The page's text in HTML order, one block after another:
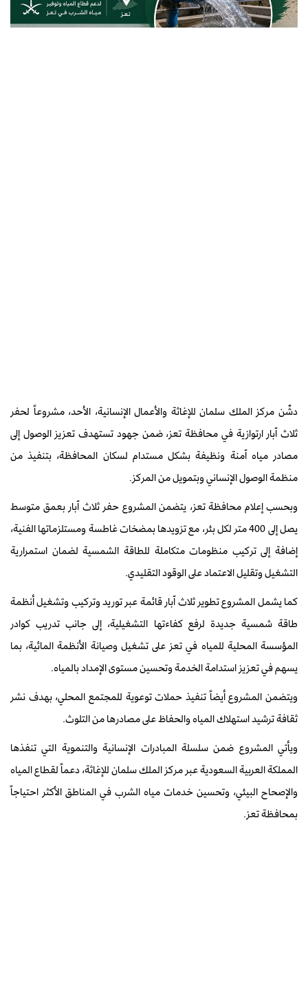
دشّن مركز الملك سلمان للإغاثة والأعمال الإنسانية، الأحد، مشروعاً لحفر
ثلاث آبار ارتوازية في محافظة تعز، ضمن جهود تستهدف تعزيز الوصول إلى
مصادر مياه آمنة ونظيفة بشكل مستدام لسكان المحافظة، بتنفيذ من
منظمة الوصول الإنساني وبتمويل من المركز.
وبحسب إعلام محافظة تعز، يتضمن المشروع حفر ثلاث آبار بعمق متوسط
يصل إلى 400 متر لكل بئر، مع تزويدها بمضخات غاطسة ومستلزماتها الفنية،
إضافة إلى تركيب منظومات متكاملة للطاقة الشمسية لضمان استمرارية
التشغيل وتقليل الاعتماد على الوقود التقليدي.
كما يشمل المشروع تطوير ثلاث آبار قائمة عبر توريد وتركيب وتشغيل أنظمة
طاقة شمسية جديدة لرفع كفاءتها التشغيلية، إلى جانب تدريب كوادر
المؤسسة المحلية للمياه في تعز على تشغيل وصيانة الأنظمة المائية، بما
يسهم في تعزيز استدامة الخدمة وتحسين مستوى الإمداد بالمياه.
ويتضمن المشروع أيضاً تنفيذ حملات توعوية للمجتمع المحلي، بهدف نشر
ثقافة ترشيد استهلاك المياه والحفاظ على مصادرها من التلوث.
ويأتي المشروع ضمن سلسلة المبادرات الإنسانية والتنموية التي تنفذها
المملكة العربية السعودية عبر مركز الملك سلمان للإغاثة، دعماً لقطاع المياه
والإصحاح البيئي، وتحسين خدمات مياه الشرب في المناطق الأكثر احتياجاً
بمحافظة تعز.